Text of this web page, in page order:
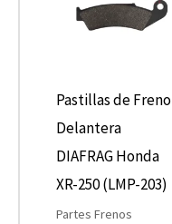
Pastillas de Freno
Delantera
DIAFRAG Honda
XR-250 (LMP-203)
Partes Frenos